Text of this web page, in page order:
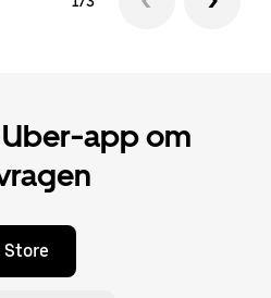
app om
Store